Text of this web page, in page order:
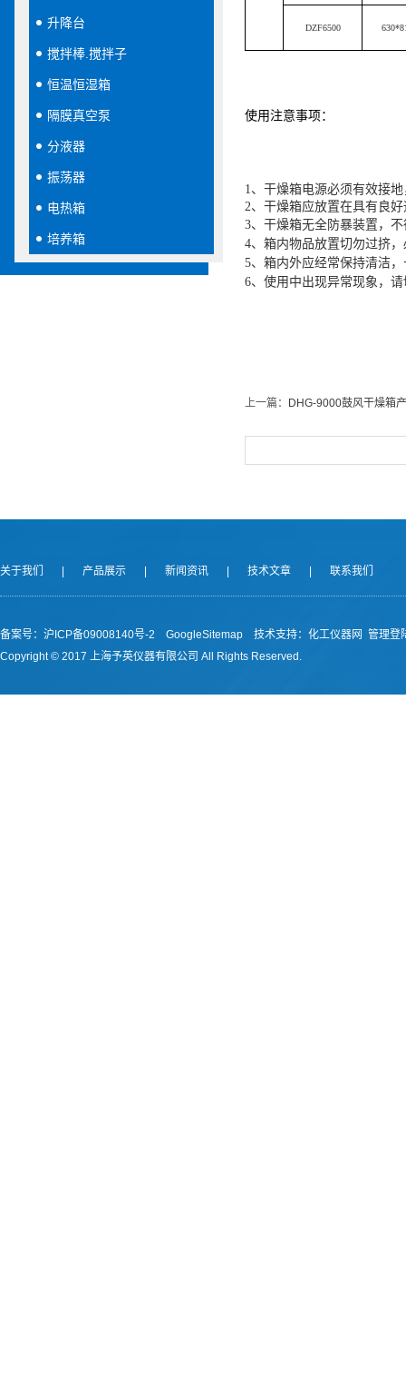
升降台
搅拌棒.搅拌子
恒温恒湿箱
隔膜真空泵
分液器
振荡器
电热箱
培养箱
DZF6500
使用注意事项：
1、干燥箱电源必须有效接
2、干燥箱应放置在具有良
3、干燥箱无全防暴装置，
4、箱内物品放置切勿过挤
5、箱内外应经常保持清洁
6、使用中出现异常现象，
上一篇： DHG-9000鼓风干燥箱
关于我们 产品展示 新闻资讯 技术文章 联系我们
备案号：沪ICP备09008140号-2 GoogleSitemap 技术支持： 化工仪器网 管理登
Copyright © 2017 上海予英仪器有限公司 All Rights Reserved.